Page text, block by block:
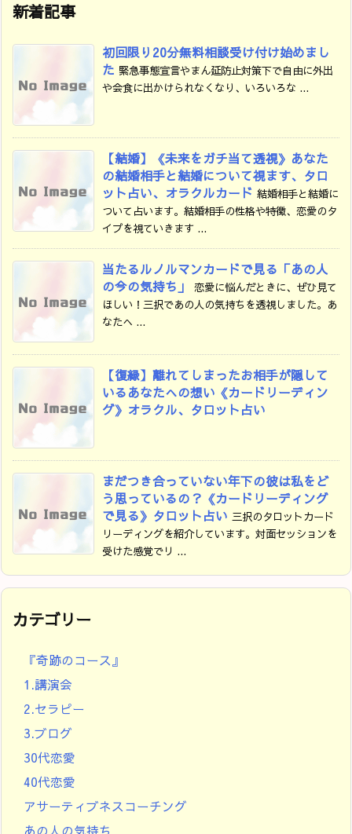
新着記事
初回限り20分無料相談受け付け始めまし
た 緊急事態宣言やまん延防止対策下で自由に外出
や会食に出かけられなくなり、いろいろな ...
【結婚】《未来をガチ当て透視》あなた
の結婚相手と結婚について視ます、タロ
ット占い、オラクルカード 結婚相手と結婚に
ついて占います。結婚相手の性格や特徴、恋愛のタ
イプを視ていきます ...
当たるルノルマンカードで見る「あの人
の今の気持ち」
恋愛に悩んだときに、ぜひ見て
ほしい！三択であの人の気持ちを透視しました。あ
なたへ ...
【復縁】離れてしまったお相手が隠して
いるあなたへの想い《カードリーディン
グ》オラクル、タロット占い
まだつき合っていない年下の彼は私をど
う思っているの？《カードリーディング
で見る》タロット占い 三択のタロットカード
リーディングを紹介しています。対面セッションを
受けた感覚でリ ...
カテゴリー
『奇跡のコース』
1.講演会
2.セラピー
3.ブログ
30代恋愛
40代恋愛
アサーティブネスコーチング
あの人の気持ち